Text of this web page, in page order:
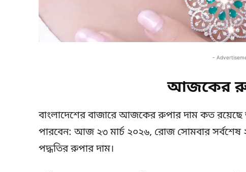
-
আজকের
বাংলাদেশের বাজারে আজকের রুপার দাম কত
পারবেন: আজ ২৩ মার্চ ২০২৬, রোজ সোমবার সর্বশেষ
পদ্ধতির রুপার দাম।